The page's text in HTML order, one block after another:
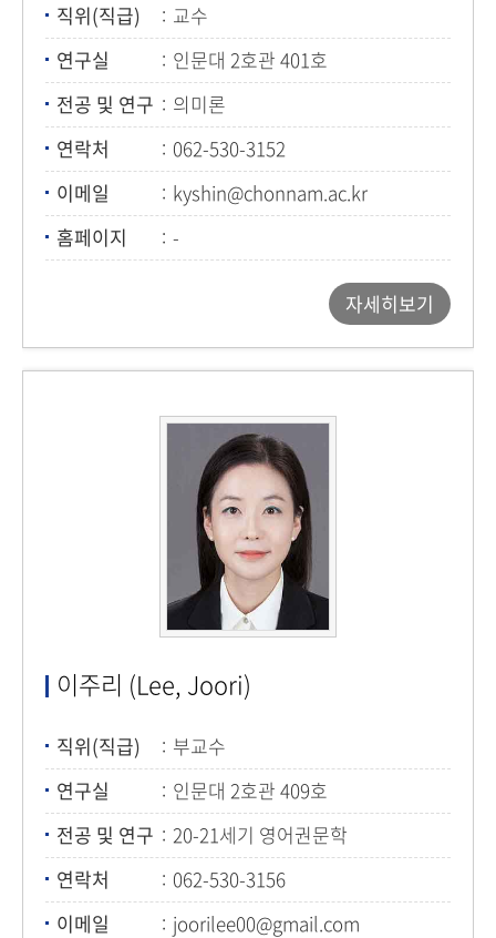
직위(직급)
교수
연구실
인문대 2호관 401호
전공 및 연구
의미론
연락처
062-530-3152
이메일
kyshin@chonnam.ac.kr
홈페이지
-
자세히보기
이주리 (Lee, Joori)
직위(직급)
부교수
연구실
인문대 2호관 409호
전공 및 연구
20-21세기 영어권문학
연락처
062-530-3156
이메일
joorilee00@gmail.com